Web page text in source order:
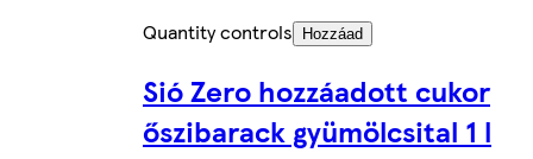
Quantity controls
Hozzáad
Sió Zero hozzáadott cukor
őszibarack gyümölcsital 1 l